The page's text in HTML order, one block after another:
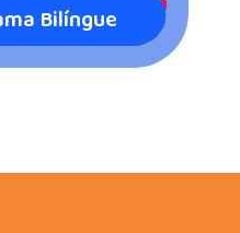
Bilíngue